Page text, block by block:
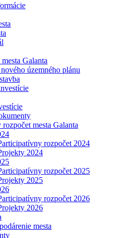
Galanta
územného plánu
mesta Galanta
rozpočet 2024
2024
rozpočet 2025
2025
rozpočet 2026
2026
mesta